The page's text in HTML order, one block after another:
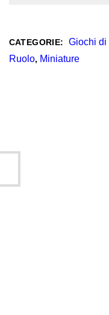
CATEGORIE:
Giochi di
Ruolo, Miniature